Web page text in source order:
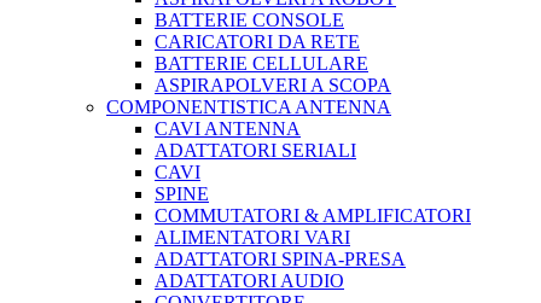
BATTERIE CONSOLE
CARICATORI DA RETE
BATTERIE CELLULARE
ASPIRAPOLVERI A SCOPA
COMPONENTISTICA ANTENNA
CAVI ANTENNA
ADATTATORI SERIALI
CAVI
SPINE
COMMUTATORI & AMPLIFICATORI
ALIMENTATORI VARI
ADATTATORI SPINA-PRESA
ADATTATORI AUDIO